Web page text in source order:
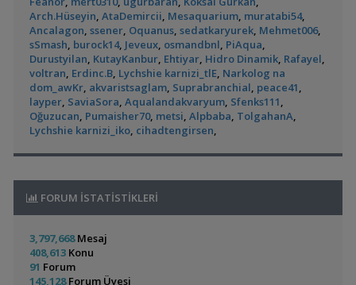
Akvaryum Tanıtımı
Red Mangrove (rhizophora Mangle)bilentungul,14:43
Akvaryum Tanıtımı
Dwarf Puffer / Pea Puffer Türkiye’de BesleyenlerFuture07,
14:25
Diğer Tatlı Su Canlıları
135 Lt Akvaryum İçin Bu Canlı Sayısı Fazla Mı?Betta_King
12:01
Yeni Üye Forumu
Betamda Kuyruk Erimesi Mi Var?runfile,10:14
Yeni Tetra AkvaryumumHasan117,10:08
Akvaryum Tanıtımı
Ternapi Küçük Bir Su Birikintisiternapi,01:42
Siamensis Alg Eater (
Sae )
Panda Cory
Colombian Tetra
Küçük Bir Su
Birikintisi :)
Rummy Nose Tetra
🌿 Makro➕️ Mikro➕ Excel🌲 Akvaryum Gübreleri kilic8813:13
Anubias emregungor 12:56
Christmass Mossemregungor12:56
Eheim Biopower 240 İç Filtre blenny 12:43
Pangio Kuhlilivadi12:31
Ful Red LepistesÖĞRÜNÇ11:56
Exel , Ramshorm , BitkiCevdetSERBEST11:42
Su Piresi 200 - 300 Adet 100 TlCevdetSERBEST
Gold Laser Corydoras (3d-6e)Emirk10:58
Cam Emiş Basış ,gübre Seti 7 Parça
Caridina Serratirostris ( Ninja Karides)
Melek Çifti Yumurta Diziyor
Çift Kribensisler Düzenli Yavru Veren 5 Çift
Arch.Hüseyin, AtaDemircii, Mesaquarium, muratabi54,
Ancalagon, ssener, Oquanus, sedatkaryurek, Mehmet006,
sSmash, burock14, Jeveux, osmandbnl, PiAqua,
Durustyilan, KutayKanbur, Ehtiyar, Hidro Dinamik, Rafayel,
voltran, Erdinc.B, Lychshie karnizi_tlE, Narkolog na
dom_awKr, akvaristsaglam, Suprabranchial, peace41,
layper, SaviaSora, Aqualandakvaryum, Sfenks111,
Oğuzucan, Pumaisher70, metsi, Alpbaba, TolgahanA,
Lychshie karnizi_iko, cihadtengirsen,
FORUM İSTATİSTİKLERİ
3,797,668Mesaj
408,613 Konu
91 Forum
145,128Forum Üyesi